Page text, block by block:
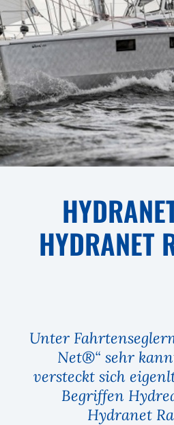
Unter
Net®“ sehr
versteckt sich
Begriffen
Hydranet